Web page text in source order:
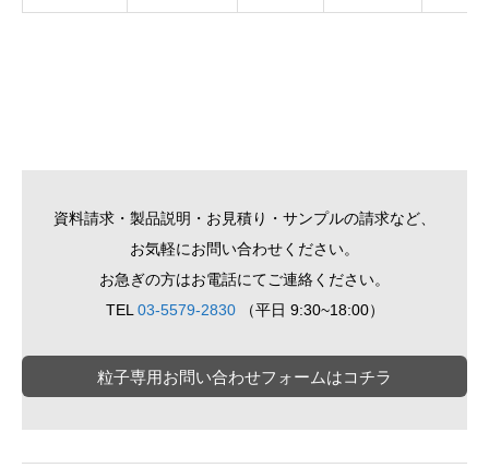
資料請求・製品説明・お見積り・サンプルの請求など、
お気軽にお問い合わせください。
お急ぎの方はお電話にてご連絡ください。
TEL 03-5579-2830（平日 9:30~18:00）
粒子専用お問い合わせフォームはコチラ